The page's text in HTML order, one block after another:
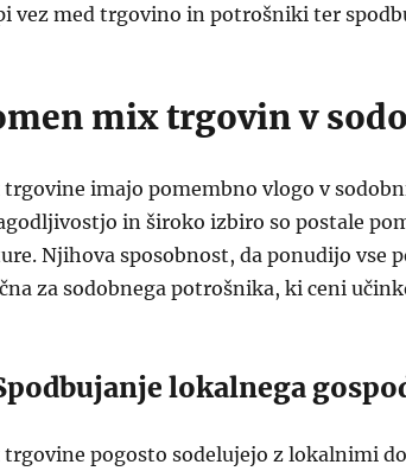
vez med trgovino in potrošniki ter
mix trgovin v
imajo pomembno vlogo v
in široko izbiro so postale
Njihova sposobnost, da ponudijo vse
za sodobnega potrošnika, ki ceni
lokalnega
pogosto sodelujejo z lokalnimi